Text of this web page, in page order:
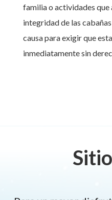
familia o actividades que
integridad de las
causa para exigir que
inmediatamente sin